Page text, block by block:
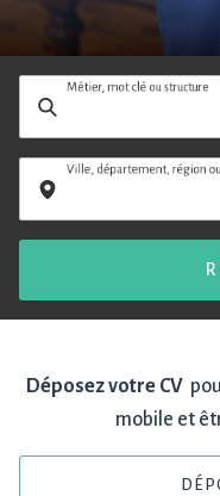
Métier, mot clé ou structure
Ville, département, région ou
Déposez votre CV
mobile et